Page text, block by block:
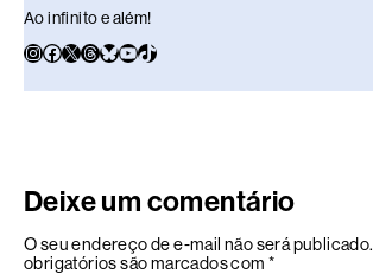
Ao infinito e além!
Deixe um comentário
O seu endereço de e-mail não será publicado.
obrigatórios são marcados com *